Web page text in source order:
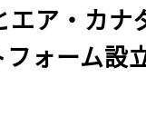
エア・カナ
ォーム設